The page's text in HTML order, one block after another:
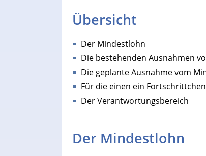
Übersicht
Der Mindestlohn
Die bestehenden Ausnahmen
Die geplante Ausnahme vom
Für die einen ein Fortschrittchen
Der Verantwortungsbereich
Der Mindestlohn